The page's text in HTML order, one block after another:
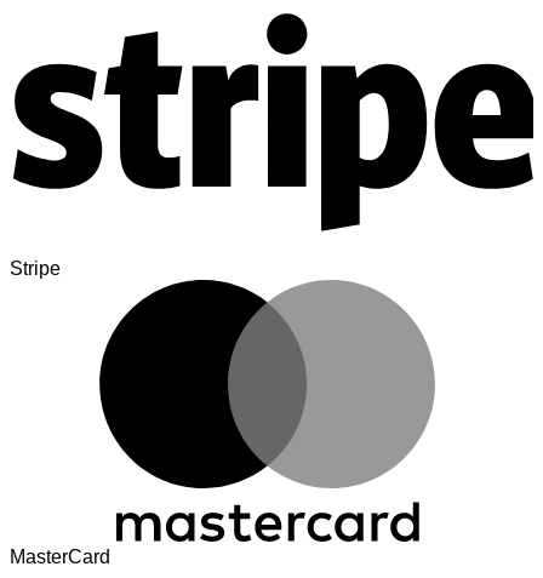
Stripe
MasterCard